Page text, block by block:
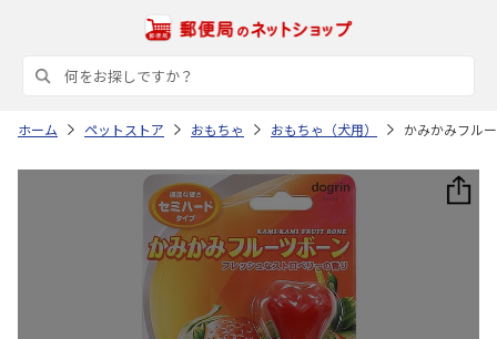
ホーム ペットストア おもちゃ おもちゃ（犬用） かみかみフル